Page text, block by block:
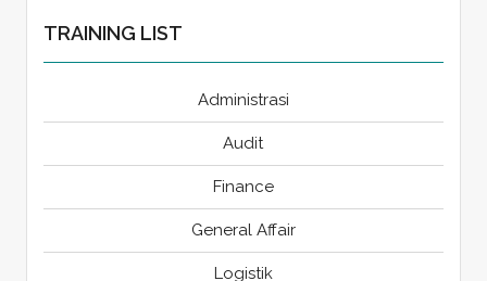
TRAINING LIST
Administrasi
Audit
Finance
General Affair
Logistik